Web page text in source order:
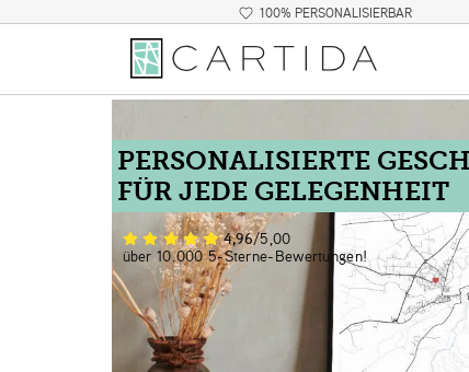
100% PERSONALISIERBAR
PERSONALISIERTE
FÜR JEDE GELEGENHEIT
4,96/5,00
über 10.000 5-Sterne-Bewertungen!